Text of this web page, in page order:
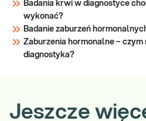
Badania krwi w diagnostyce
wykonać?
Badanie zaburzeń
Zaburzenia hormonalne – czym
diagnostyka?
Jeszcze